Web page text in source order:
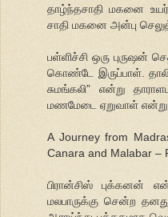
தாழ்ந்தசாதி மகனை
சாதி மகனை அன்பு
பள்ளிச்சி ஒரு புருஷன்
கொண்டே இருப்பாள்.
சுமங்கலி” என்று
மணமேடை ஏறுவாள்
A Journey from
Canara and Malabar –
பிரான்சிஸ் புக்கனன்
மலபாருக்கு சென்ற